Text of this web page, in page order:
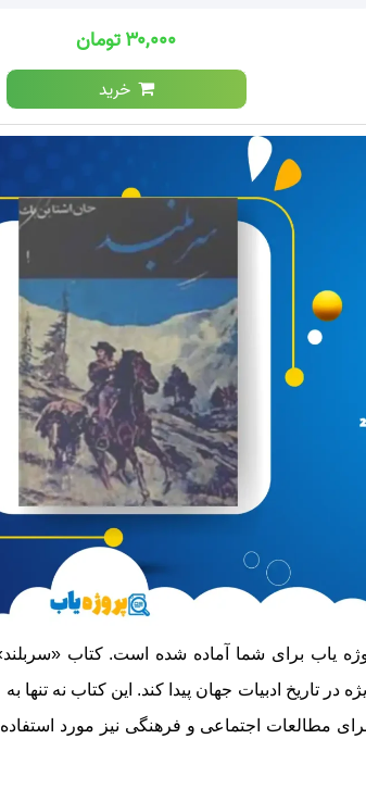
۳۰,۰۰۰ تومان
خرید
یاب برای شما آماده شده است. کتاب
تاریخ ادبیات جهان پیدا کند. این کتاب نه تنها به
مطالعات اجتماعی و فرهنگی نیز مورد